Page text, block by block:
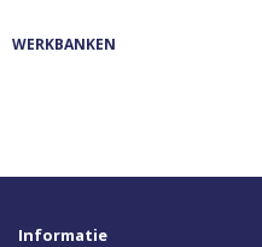
WERKBANKEN
Informatie